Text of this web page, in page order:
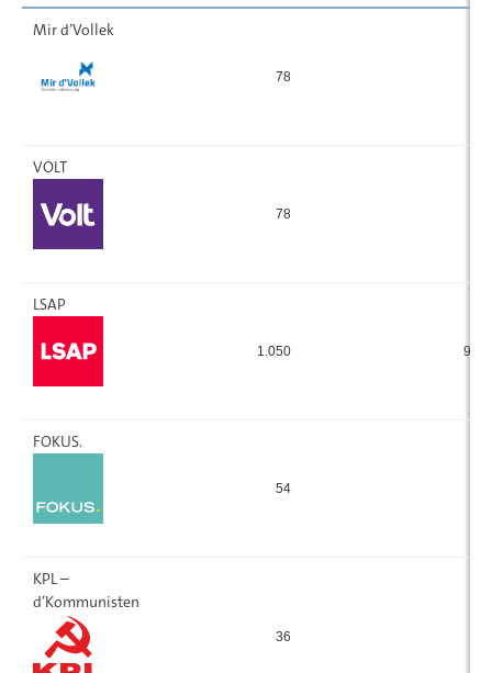
Mir d’Vollek
78
VOLT
78
LSAP
1.050 959
FOKUS.
54
KPL –
d’Kommunisten
36